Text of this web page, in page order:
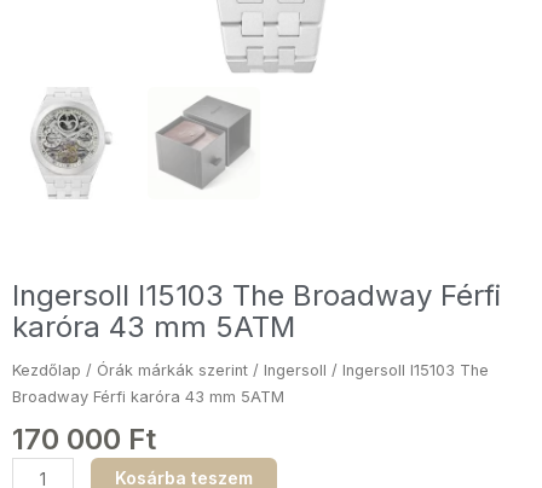
Ingersoll I15103 The Broadway Férfi
karóra 43 mm 5ATM
Kezdőlap / Órák márkák szerint / Ingersoll / Ingersoll I15103 The
Broadway Férfi karóra 43 mm 5ATM
170 000 Ft
Ingersoll
Kosárba teszem